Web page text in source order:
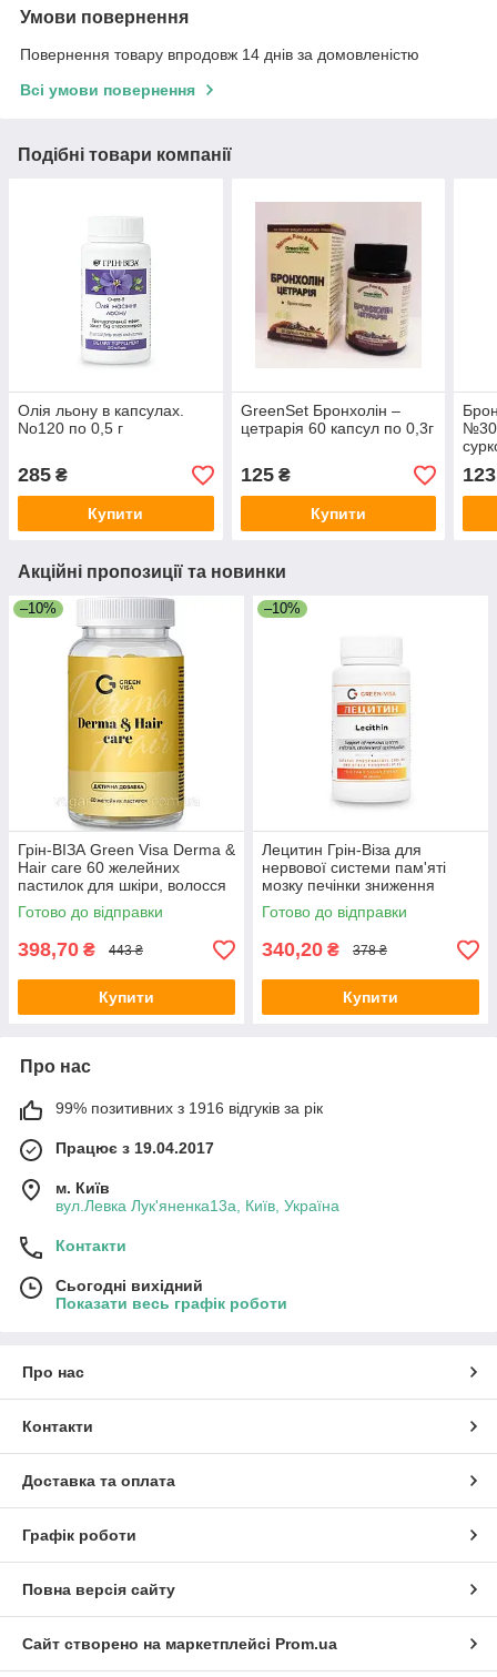
Умови повернення
Повернення товару впродовж 14 днів за домовленістю
Всі умови повернення
Подібні товари компанії
Олія льону в капсулах.
No120 по 0,5 г
285 ₴
Купити
GreenSet Бронхолін –
цетрарія 60 капсул по 0,3г
125₴
Купити
№30
123
Акційні пропозиції та новинки
–10%
Грін-ВІЗА Green Visa Derma &
Hair care 60 желейних
пастилок для шкіри, волосся
й нігтів з колагеном і
коензимом Q10
Готово до відправки
398,70 ₴ 443 ₴
Купити
–10%
Лецитин Грін-Віза для
нервової системи пам'яті
мозку печінки зниження
холестерину 90 капс.
соняшниковий лецитин
Готово до відправки
340,20 ₴ 378 ₴
Купити
Про нас
99% позитивних з 1916 відгуків за рік
Працює з 19.04.2017
м. Київ
вул.Левка Лук'яненка13а, Київ, Україна
Контакти
Сьогодні вихідний
Показати весь графік роботи
Про нас
Контакти
Доставка та оплата
Графік роботи
Повна версія сайту
Сайт створено на маркетплейсі Prom.ua